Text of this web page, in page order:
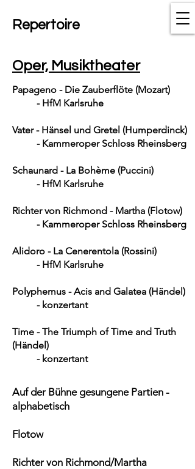
Oper, Musiktheater
Repertoire
Papageno - Die Zauberflöte (Mozart)
- HfM Karlsruhe
Vater - Hänsel und Gretel (Humperdinck)
- Kammeroper Schloss Rheinsberg
Schaunard - La Bohème (Puccini)
- HfM Karlsruhe
Richter von Richmond - Martha (Flotow)
- Kammeroper Schloss Rheinsberg
Alidoro - La Cenerentola (Rossini)
- HfM Karlsruhe
Polyphemus - Acis and Galatea (Händel)
- konzertant
Time - The Triumph of Time and Truth
(Händel)
- konzertant
Auf der Bühne gesungene Partien -
alphabetisch
Flotow
Richter von Richmond/Martha